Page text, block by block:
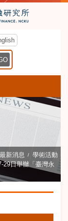
最新消息
學術活動
29日舉辦「臺灣永